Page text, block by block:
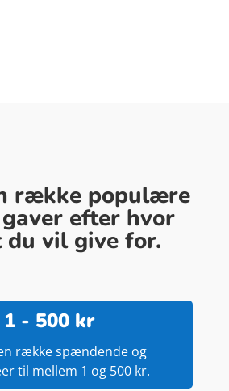
række populære
efter hvor
du vil give for.
- 500 kr
række spændende og
til mellem 1 og 500 kr.